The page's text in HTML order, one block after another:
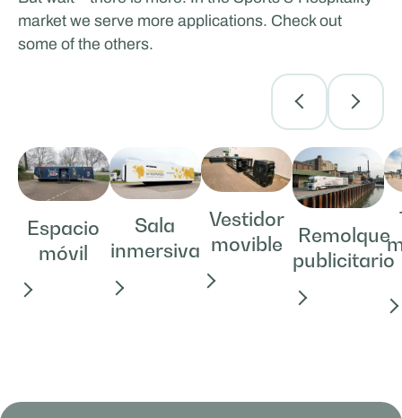
market we serve more applications. Check out
some of the others.
Espacio
móvil
Sala
inmersiva
Vestidor
movible
Remolque
publicitario